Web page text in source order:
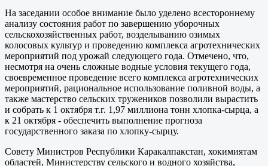
На заседании особое внимание было уделено всестороннему
анализу состояния работ по завершению уборочных
сельскохозяйственных работ, возделыванию озимых
колосовых культур и проведению комплекса агротехнических
мероприятий под урожай следующего года. Отмечено, что,
несмотря на очень сложные водные условия текущего года,
своевременное проведение всего комплекса агротехнических
мероприятий, рациональное использование поливной воды, а
также мастерство сельских тружеников позволили вырастить
и собрать к 1 октября т.г. 1,97 миллиона тонн хлопка-сырца, а
к 21 октября - обеспечить выполнение прогноза
государственного заказа по хлопку-сырцу.
Совету Министров Республики Каракалпакстан, хокимиятам
областей, Министерству сельского и водного хозяйства,